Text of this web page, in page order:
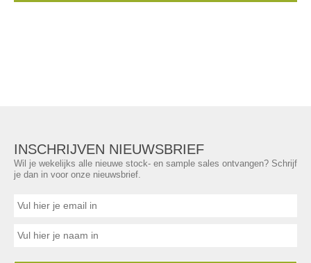
INSCHRIJVEN NIEUWSBRIEF
Wil je wekelijks alle nieuwe stock- en sample sales ontvangen? Schrijf
je dan in voor onze nieuwsbrief.